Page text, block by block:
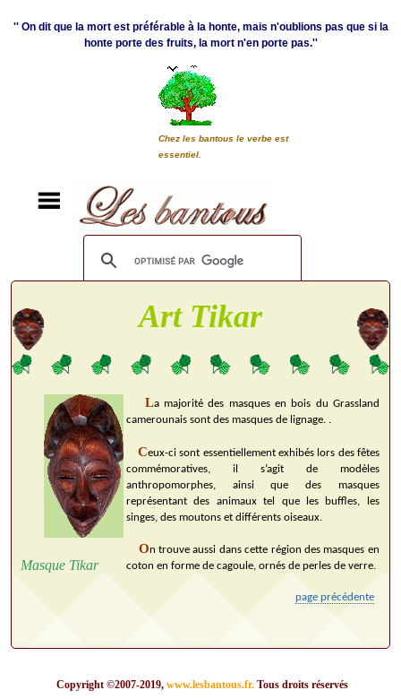
'' On dit que la mort est préférable à la honte, mais n'oublions pas que si la
honte porte des fruits, la mort n'en porte pas.''
Chez les bantous le verbe est
essentiel.
Art Tikar
Masque Tikar
La majorité des masques en bois du Grassland
camerounais sont des masques de lignage. .
Ceux-ci sont essentiellement exhibés lors des fêtes
commémoratives, il s’agit de modèles
anthropomorphes, ainsi que des masques
représentant des animaux tel que les buffles, les
singes, des moutons et différents oiseaux.
On trouve aussi dans cette région des masques en
coton en forme de cagoule, ornés de perles de verre.
page précédente
Copyright ©2007-2019, www.lesbantous.fr. Tous droits réservés